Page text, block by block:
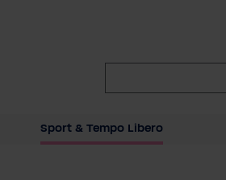
Sport & Tempo Libero